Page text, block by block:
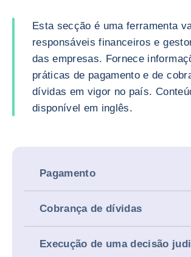
Esta secção é uma ferramenta
responsáveis financeiros e
das empresas. Fornece
práticas de pagamento e de
dívidas em vigor no país.
disponível em inglês.
Pagamento
Cobrança de dívidas
Execução de uma decisão